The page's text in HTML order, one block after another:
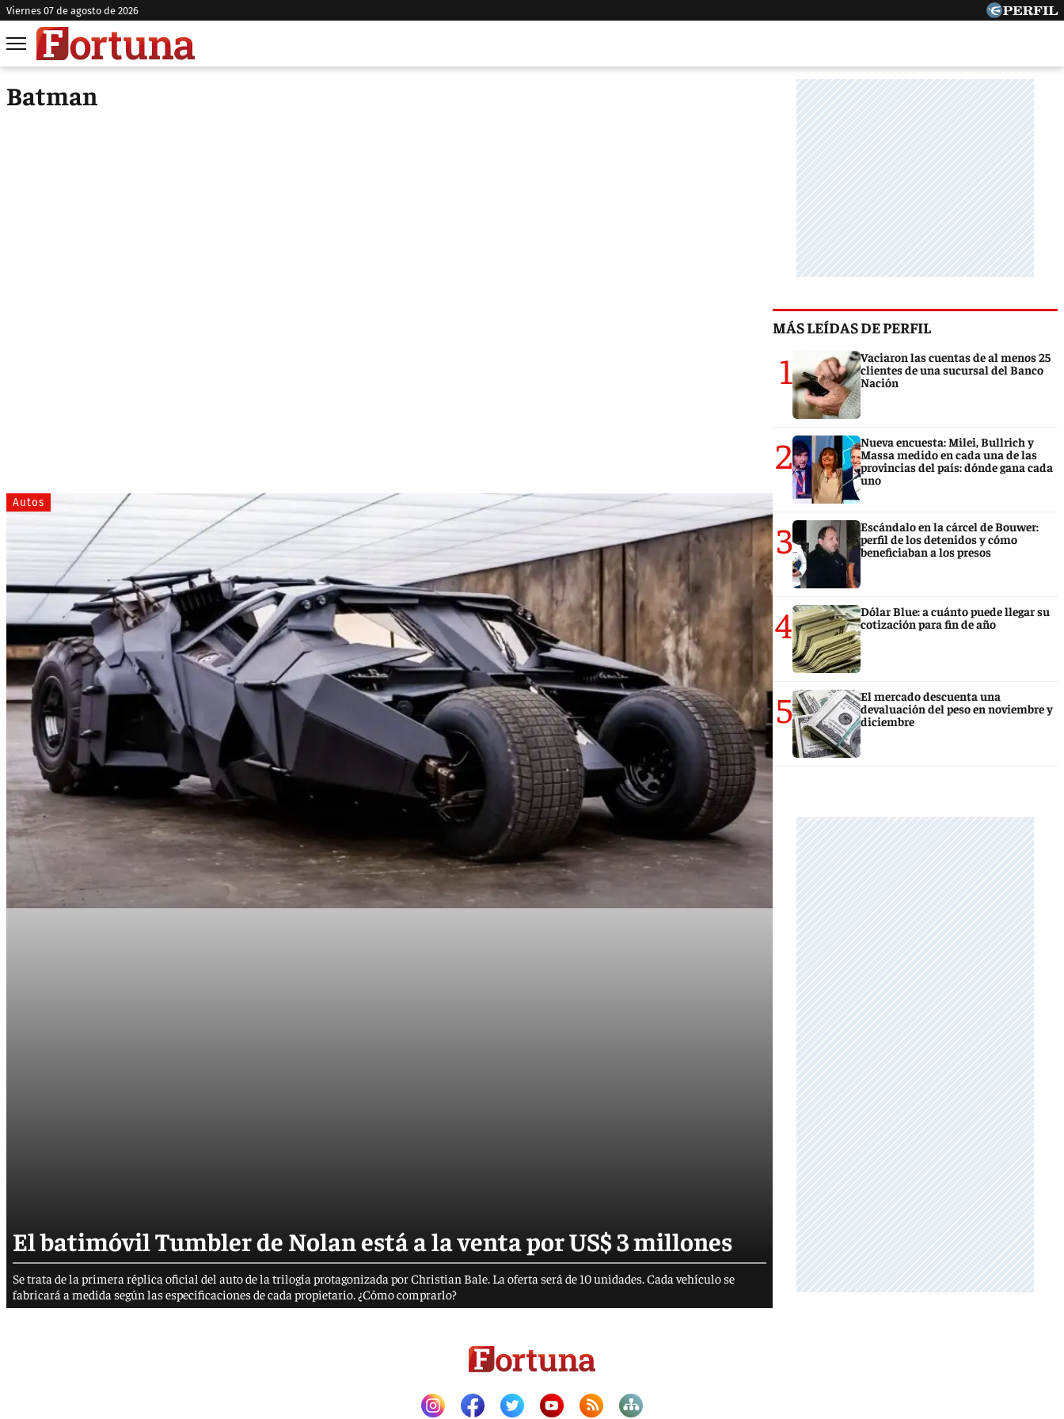
viernes 07 de agosto de 2026
Batman
Autos
El batimóvil Tumbler de Nolan está a la venta por US$ 3 millones
Se trata de la primera réplica oficial del auto de la trilogía protagonizada por Christian Bale. La oferta será de 10 unidades. Cada vehículo se
fabricará a medida según las especificaciones de cada propietario. ¿Cómo comprarlo?
MÁS LEÍDAS DE PERFIL
1
Vaciaron las cuentas de al menos 25
clientes de una sucursal del Banco
Nación
2
Nueva encuesta: Milei, Bullrich y
Massa medido en cada una de las
provincias del país: dónde gana cada
uno
3
Escándalo en la cárcel de Bouwer:
perfil de los detenidos y cómo
beneficiaban a los presos
4
Dólar Blue: a cuánto puede llegar su
cotización para fin de año
5
El mercado descuenta una
devaluación del peso en noviembre y
diciembre